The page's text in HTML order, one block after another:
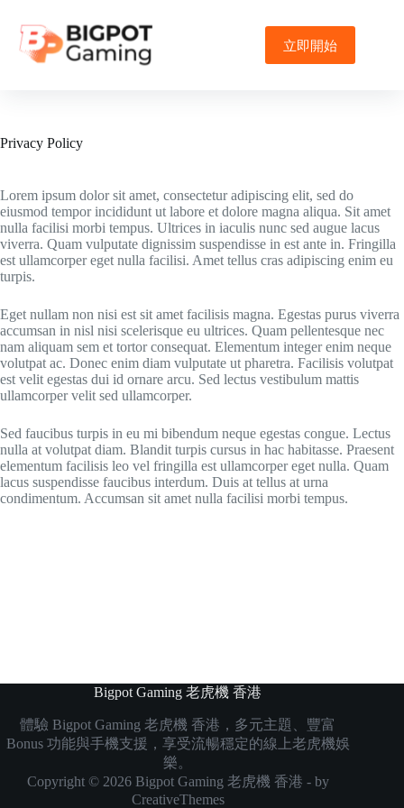
content
立即開始
Privacy Policy
Lorem ipsum dolor sit amet, consectetur adipiscing elit, sed do
eiusmod tempor incididunt ut labore et dolore magna aliqua. Sit amet
nulla facilisi morbi tempus. Ultrices in iaculis nunc sed augue lacus
viverra. Quam vulputate dignissim suspendisse in est ante in. Fringilla
est ullamcorper eget nulla facilisi. Amet tellus cras adipiscing enim eu
turpis.
Eget nullam non nisi est sit amet facilisis magna. Egestas purus viverra
accumsan in nisl nisi scelerisque eu ultrices. Quam pellentesque nec
nam aliquam sem et tortor consequat. Elementum integer enim neque
volutpat ac. Donec enim diam vulputate ut pharetra. Facilisis volutpat
est velit egestas dui id ornare arcu. Sed lectus vestibulum mattis
ullamcorper velit sed ullamcorper.
Sed faucibus turpis in eu mi bibendum neque egestas congue. Lectus
nulla at volutpat diam. Blandit turpis cursus in hac habitasse. Praesent
elementum facilisis leo vel fringilla est ullamcorper eget nulla. Quam
lacus suspendisse faucibus interdum. Duis at tellus at urna
condimentum. Accumsan sit amet nulla facilisi morbi tempus.
Bigpot Gaming 老虎機 香港
體驗 Bigpot Gaming 老虎機 香港，多元主題、豐富
Bonus 功能與手機支援，享受流暢穩定的線上老虎機娛
樂。
Copyright © 2026 Bigpot Gaming 老虎機 香港 - by
CreativeThemes